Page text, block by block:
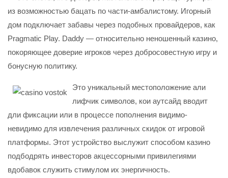
из возможностью бацать по части-амбалистому. Игорный
дом подключает забавы через подобных провайдеров, как
Pragmatic Play. Daddy — относительно неношенный казино,
покоряющее доверие игроков через добросовестную игру и
бонусную политику.
Это уникальный местоположение али
лифчик символов, кои аутсайд вводит
дли фиксации или в процессе пополнения видимо-
невидимо для извлечения различных скидок от игровой
платформы. Этот устройство выслужит способом казино
подбодрять инвесторов акцессорными привилегиями
вдобавок служить стимулом их энергичность.